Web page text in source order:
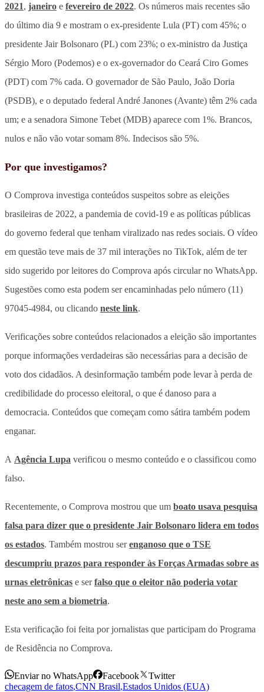
2021, janeiro e fevereiro de 2022. Os números mais recentes são
do último dia 9 e mostram o ex-presidente Lula (PT) com 45%; o
presidente Jair Bolsonaro (PL) com 23%; o ex-ministro da Justiça
Sérgio Moro (Podemos) e o ex-governador do Ceará Ciro Gomes
(PDT) com 7% cada. O governador de São Paulo, João Doria
(PSDB), e o deputado federal André Janones (Avante) têm 2% cada
um; e a senadora Simone Tebet (MDB) aparece com 1%. Brancos,
nulos e não vão votar somam 8%. Indecisos são 5%.
Por que investigamos?
O Comprova investiga conteúdos suspeitos sobre as eleições
brasileiras de 2022, a pandemia de covid-19 e as políticas públicas
do governo federal que tenham viralizado nas redes sociais. O vídeo
em questão teve mais de 37 mil interações no TikTok, além de ter
sido sugerido por leitores do Comprova após circular no WhatsApp.
Sugestões como esta podem ser encaminhadas pelo número (11)
97045-4984, ou clicando neste link.
Verificações sobre conteúdos relacionados a eleição são importantes
porque informações verdadeiras são necessárias para a decisão de
voto dos cidadãos. A desinformação também pode levar à perda de
credibilidade do processo eleitoral, o que é danoso para a
democracia. Conteúdos que começam como sátira também podem
enganar.
A Agência Lupa verificou o mesmo conteúdo e o classificou como
falso.
Recentemente, o Comprova mostrou que um boato usava pesquisa
falsa para dizer que o presidente Jair Bolsonaro lidera em todos
os estados. Também mostrou serenganoso que o TSE
descumpriu prazos para responder às Forças Armadas sobre as
urnas eletrônicas e serfalso que o eleitor não poderia votar
neste ano sem a biometria.
Esta verificação foi feita por jornalistas que participam do Programa
de Residência no Comprova.
Enviar no WhatsApp Facebook
Twitter
checagem de fatos,CNN Brasil,Estados Unidos (EUA)